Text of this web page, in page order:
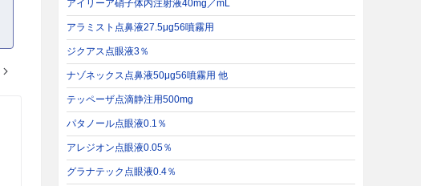
アイリーア硝子体内注射液40mg／mL
アラミスト点鼻液27.5μg56噴霧用
ジクアス点眼液3％
ナゾネックス点鼻液50μg56噴霧用 他
テッペーザ点滴静注用500mg
パタノール点眼液0.1％
アレジオン点眼液0.05％
グラナテック点眼液0.4％